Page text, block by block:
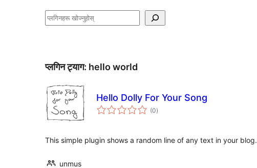
खोज्नुहोस्
प्लगिन ट्याग: hello world
Hello Dolly For Your Song
(0कुल
रेटिङ्गहरू
)
This simple plugin shows a random line of any text in your blog.
unmus